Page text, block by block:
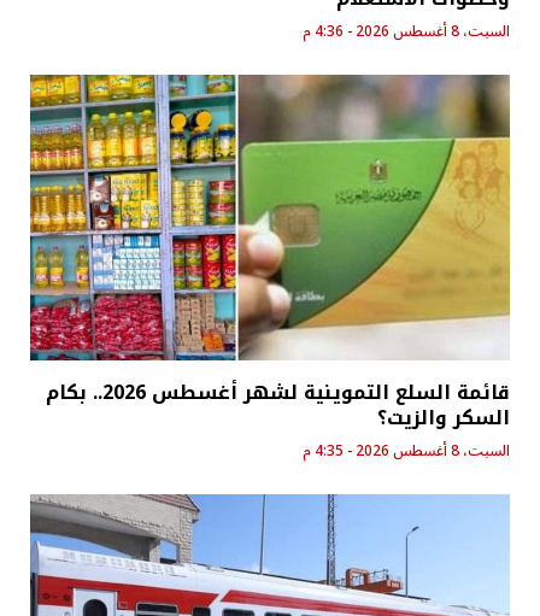
السبت، 8 أغسطس 2026 - 4:36 م
قائمة السلع التموينية لشهر أغسطس 2026.. بكام
السكر والزيت؟
السبت، 8 أغسطس 2026 - 4:35 م